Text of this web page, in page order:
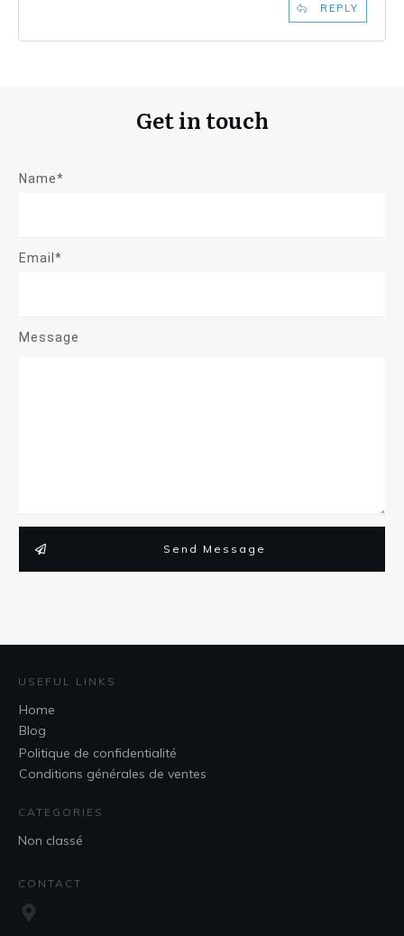
REPLY
Get in touch
Name*
Email*
Message
Send Message
USEFUL LINKS
Home
Blog
Politique de confidentialité
Conditions générales de ventes
CATEGORIES
Non classé
CONTACT